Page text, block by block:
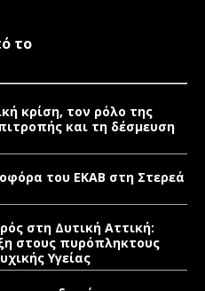
το
κρίση, τον ρόλο της
και τη δέσμευση
του ΕΚΑΒ στη Στερεά
στη Δυτική Αττική:
στους πυρόπληκτους
Υγείας